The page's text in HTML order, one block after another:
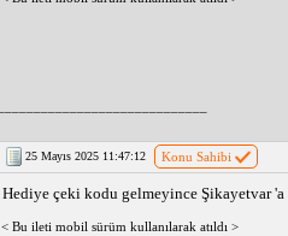
25 Mayıs 2025 11:47:12 Konu Sahibi
Hediye çeki kodu gelmeyince Şikayetvar 'a
< Bu ileti mobil sürüm kullanılarak atıldı >